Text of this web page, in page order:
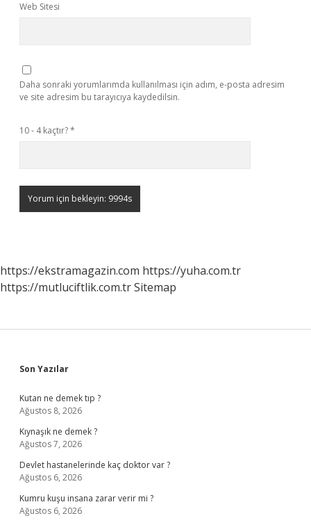
Web Sitesi
Daha sonraki yorumlarımda kullanılması için adım, e-posta adresim
ve site adresim bu tarayıcıya kaydedilsin.
10 - 4 kaçtır?*
https://ekstramagazin.com https://yuha.com.tr
https://mutluciftlik.com.trSitemap
Sidebar
Son Yazılar
Kutan ne demek tıp ?
Ağustos 8, 2026
Kıynaşık ne demek ?
Ağustos 7, 2026
Devlet hastanelerinde kaç doktor var ?
Ağustos 6, 2026
Kumru kuşu insana zarar verir mi ?
Ağustos 6, 2026